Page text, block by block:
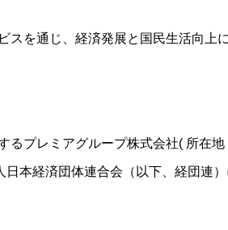
スを通じ、経済発展と国民生活向上
るプレミアグループ株式会社( 所在
本経済団体連合会（以下、経団連